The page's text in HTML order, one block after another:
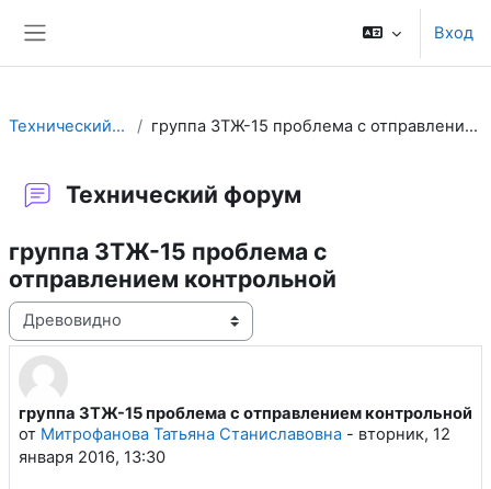
Вход
Технический форум группа ЗТЖ-15 проблема с отправлением контрольной
Технический форум
группа ЗТЖ-15 проблема с
отправлением контрольной
Режим отображения
группа ЗТЖ-15 проблема с отправлением контрольной
от Митрофанова Татьяна Станиславовна - вторник, 12
января 2016, 13:30
Количество ответов: 4